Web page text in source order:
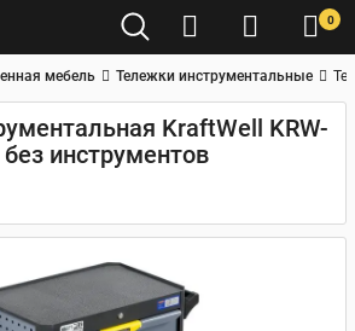
0
мебель Тележки инструментальные
KraftWell KRW-
инструментов